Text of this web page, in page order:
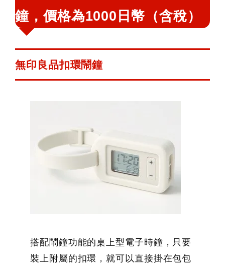
關
鍵
鐘，價格為1000日幣（含稅）
無印良品扣環鬧鐘
搭配鬧鐘功能的桌上型電子時鐘，只要
裝上附屬的扣環，就可以直接掛在包包